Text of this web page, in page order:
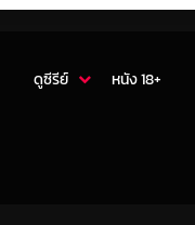
ดูซีรีย์ หนัง 18+